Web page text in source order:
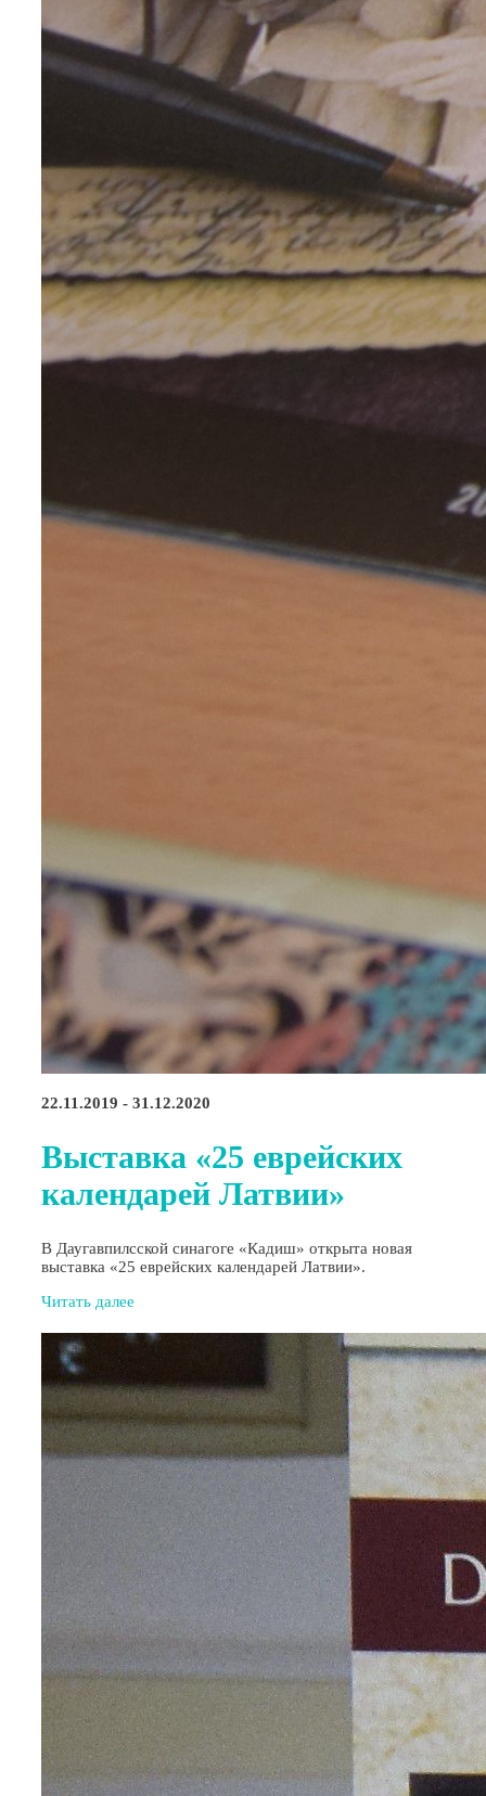
22.11.2019 - 31.12.2020
Выставка «25 еврейских
календарей Латвии»
В Даугавпилсской синагоге «Кадиш» открыта новая
выставка «25 еврейских календарей Латвии».
Читать далее